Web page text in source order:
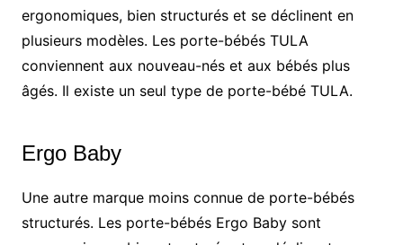
ergonomiques, bien structurés et se déclinent en
plusieurs modèles. Les porte-bébés TULA
conviennent aux nouveau-nés et aux bébés plus
âgés. Il existe un seul type de porte-bébé TULA.
Ergo Baby
Une autre marque moins connue de porte-bébés
structurés. Les porte-bébés Ergo Baby sont